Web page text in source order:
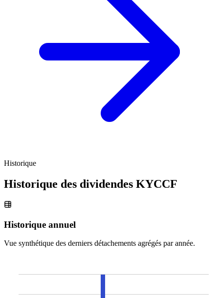
Historique
Historique des dividendes KYCCF
Historique annuel
Vue synthétique des derniers détachements agrégés par année.